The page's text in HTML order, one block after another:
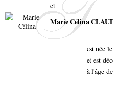
et
Marie Célina
est née
et est
à l'âge